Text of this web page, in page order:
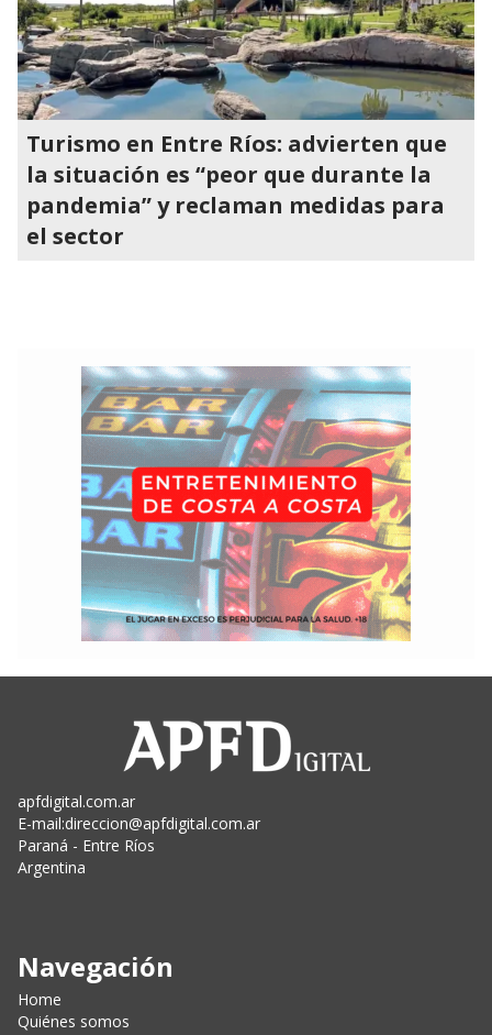
Turismo en Entre Ríos: advierten que
la situación es “peor que durante la
pandemia” y reclaman medidas para
el sector
apfdigital.com.ar
E-mail:direccion@apfdigital.com.ar
Paraná - Entre Ríos
Argentina
Navegación
Home
Quiénes somos